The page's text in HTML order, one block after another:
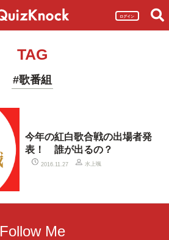
ログイン
TAG
#歌番組
今年の紅白歌合戦の出場者発
表！ 誰が出るの？
2016.11.27 水上颯
Follow Me